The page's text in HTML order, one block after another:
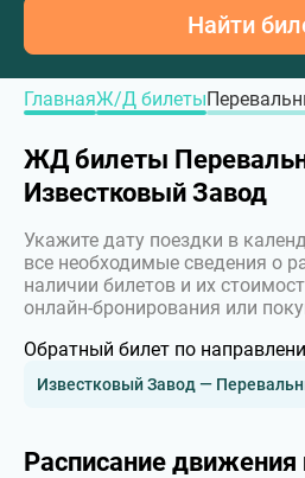
Найти
ГлавнаяЖ/Д билеты
ЖД билеты
Известковый Завод
Укажите дату поездки в
все необходимые сведения о
наличии билетов и их
онлайн-бронирования или
Обратный билет по
Известковый Завод —
Расписание движения